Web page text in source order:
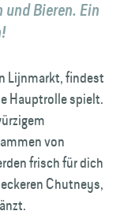
Bieren. Ein
Lijnmarkt, findest
Hauptrolle spielt.
von
frisch für dich
Chutneys,